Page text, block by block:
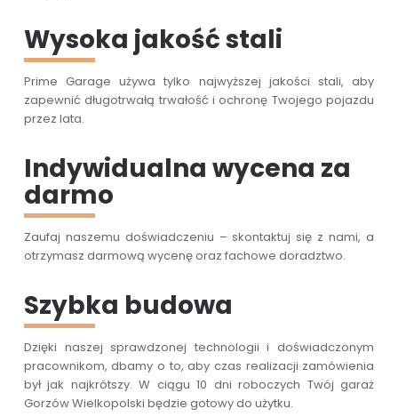
Wysoka jakość stali
Prime Garage używa tylko najwyższej jakości stali, aby
zapewnić długotrwałą trwałość i ochronę Twojego pojazdu
przez lata.
Indywidualna wycena za
darmo
Zaufaj naszemu doświadczeniu – skontaktuj się z nami, a
otrzymasz darmową wycenę oraz fachowe doradztwo.
Szybka budowa
Dzięki naszej sprawdzonej technologii i doświadczonym
pracownikom, dbamy o to, aby czas realizacji zamówienia
był jak najkrótszy. W ciągu 10 dni roboczych Twój garaż
Gorzów Wielkopolski będzie gotowy do użytku.